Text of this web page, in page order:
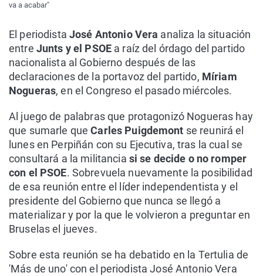
va a acabar"
El periodista José Antonio Vera analiza la situación
entre Junts y el PSOEa raíz del órdago del partido
nacionalista al Gobierno después de las
declaraciones de la portavoz del partido, Míriam
Nogueras, en el Congreso el pasado miércoles.
Al juego de palabras que protagonizó Nogueras hay
que sumarle queCarles Puigdemont se reunirá el
lunes en Perpiñán con su Ejecutiva, tras la cual se
consultará a la militancia si se decide o no romper
con el PSOE. Sobrevuela nuevamente la posibilidad
de esa reunión entre el líder independentista y el
presidente del Gobierno que nunca se llegó a
materializar y por la que le volvieron a preguntar en
Bruselas el jueves.
Sobre esta reunión se ha debatido en la Tertulia de
'Más de uno' con el periodista José Antonio Vera